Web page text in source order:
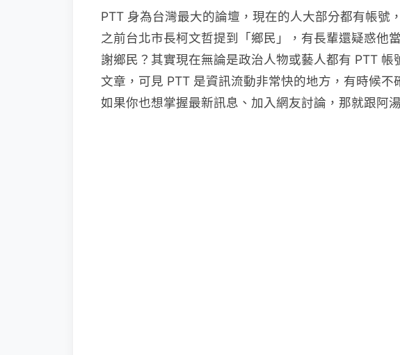
PTT 身為台灣最大的論壇，現在的人大部分都有帳號
之前台北市長柯文哲提到「鄉民」，有長輩還疑惑他
謝鄉民？其實現在無論是政治人物或藝人都有 PTT
文章，可見 PTT 是資訊流動非常快的地方，有時候不
如果你也想掌握最新訊息、加入網友討論，那就跟阿